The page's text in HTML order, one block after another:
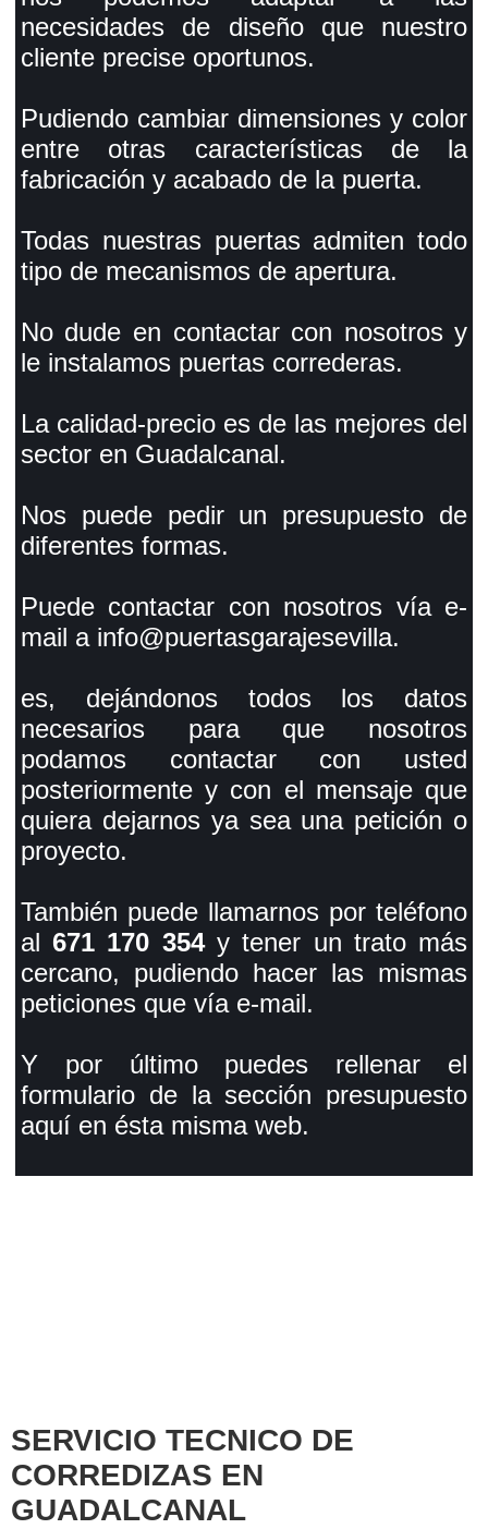
necesidades de diseño que nuestro
cliente precise oportunos.
Pudiendo cambiar dimensiones y color
entre otras características de la
fabricación y acabado de la puerta.
Todas nuestras puertas admiten todo
tipo de mecanismos de apertura.
No dude en contactar con nosotros y
le instalamos puertas correderas.
La calidad-precio es de las mejores del
sector en Guadalcanal.
Nos puede pedir un presupuesto de
diferentes formas.
Puede contactar con nosotros vía e-
mail a info@puertasgarajesevilla.
es, dejándonos todos los datos
necesarios para que nosotros
podamos contactar con usted
posteriormente y con el mensaje que
quiera dejarnos ya sea una petición o
proyecto.
También puede llamarnos por teléfono
al671 170 354y tener un trato más
cercano, pudiendo hacer las mismas
peticiones que vía e-mail.
Y por último puedes rellenar el
formulario de la sección presupuesto
aquí en ésta misma web.
SERVICIO TECNICO DE
CORREDIZAS EN
GUADALCANAL